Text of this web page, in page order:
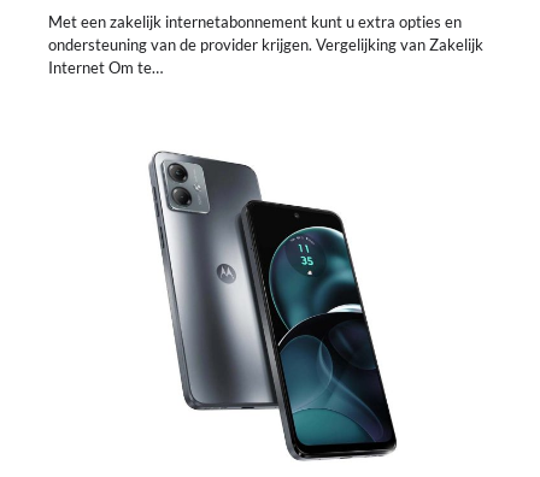
Met een zakelijk internetabonnement kunt u extra opties en
ondersteuning van de provider krijgen. Vergelijking van Zakelijk
Internet Om te…